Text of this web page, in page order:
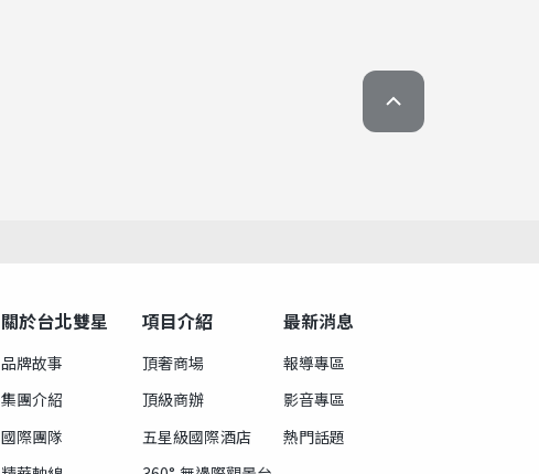
關於台北雙星
品牌故事
集團介紹
國際團隊
項目介紹
頂奢商場
頂級商辦
五星級國際酒店
最新消息
報導專區
影音專區
熱門話題